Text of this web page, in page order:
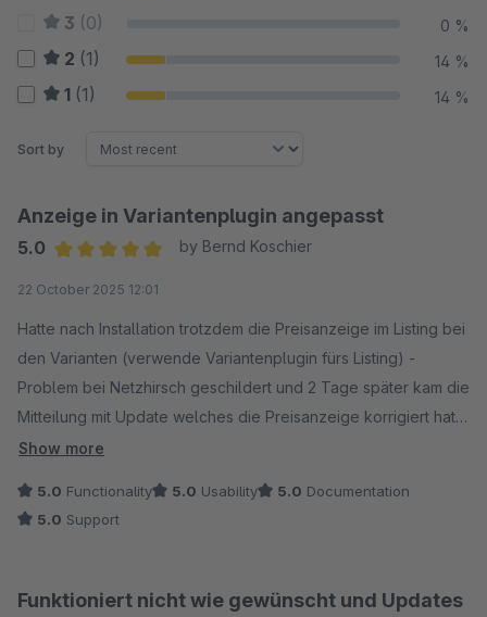
3 (0) 0 %
2 (1) 14 %
1 (1) 14 %
Sort by
Anzeige in Variantenplugin angepasst
5.0
by Bernd Koschier
22 October 2025 12:01
Hatte nach Installation trotzdem die Preisanzeige im Listing bei
den Varianten (verwende Variantenplugin fürs Listing) -
Problem bei Netzhirsch geschildert und 2 Tage später kam die
Mitteilung mit Update welches die Preisanzeige korrigiert hat -
1A Service! ?
Show more
5.0 Functionality 5.0 Usability 5.0 Documentation
5.0 Support
Funktioniert nicht wie gewünscht und Updates